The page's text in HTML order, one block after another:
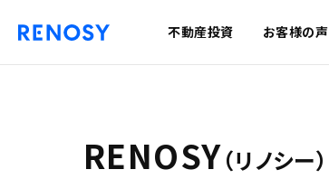
不動産投資 お客様の声
RENOSY（リノシー）